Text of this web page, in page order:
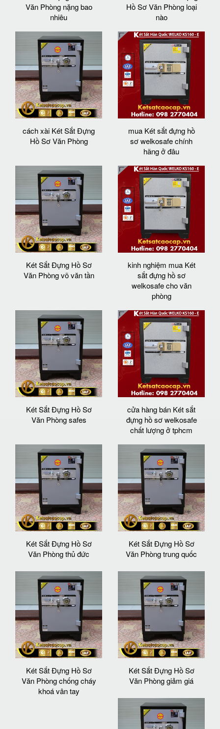
Văn Phòng nặng bao
nhiêu
Hồ Sơ Văn Phòng loại
nào
cách xài Két Sắt Đựng
Hồ Sơ Văn Phòng
mua Két sắt đựng hồ
sơ welkosafe chính
hãng ở đâu
Két Sắt Đựng Hồ Sơ
Văn Phòng võ văn tần
kinh nghiệm mua Két
sắt đựng hồ sơ
welkosafe cho văn
phòng
Két Sắt Đựng Hồ Sơ
Văn Phòng safes
cửa hàng bán Két sắt
đựng hồ sơ welkosafe
chất lượng ở tphcm
Két Sắt Đựng Hồ Sơ
Văn Phòng thủ đức
Két Sắt Đựng Hồ Sơ
Văn Phòng trung quốc
Két Sắt Đựng Hồ Sơ
Văn Phòng chống cháy
khoá vân tay
Két Sắt Đựng Hồ Sơ
Văn Phòng giảm giá